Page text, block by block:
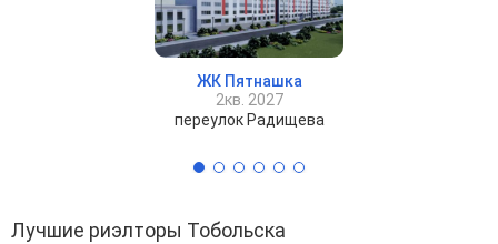
ЖК Пятнашка
2кв. 2027
переулок Радищева
Лучшие риэлторы Тобольска